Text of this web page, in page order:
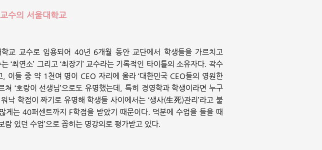
교 교수로 임용되어 40년 6개월 동안 교단에서 학생들을 가르치고
‘최연소’ 그리고 ‘최장기’ 교수라는 기록적인 타이틀의 소유자다. 곽수
이들 중 약 1천여 명이 CEO 자리에 올라 ‘대한민국 CEO들의 영원한
‘호랑이 선생님’으로도 유명했는데, 특히 경영학과 학생이라면 누구
낙 학점이 짜기로 유명해 학생들 사이에서는 ‘생사(生死)관리’라고 불
는 40퍼센트까지 F학점을 받았기 때문이다. 덕분에 수업을 들을 때
있던 수업’으로 꼽히는 명강의로 평가받고 있다.
수의 서울대학교